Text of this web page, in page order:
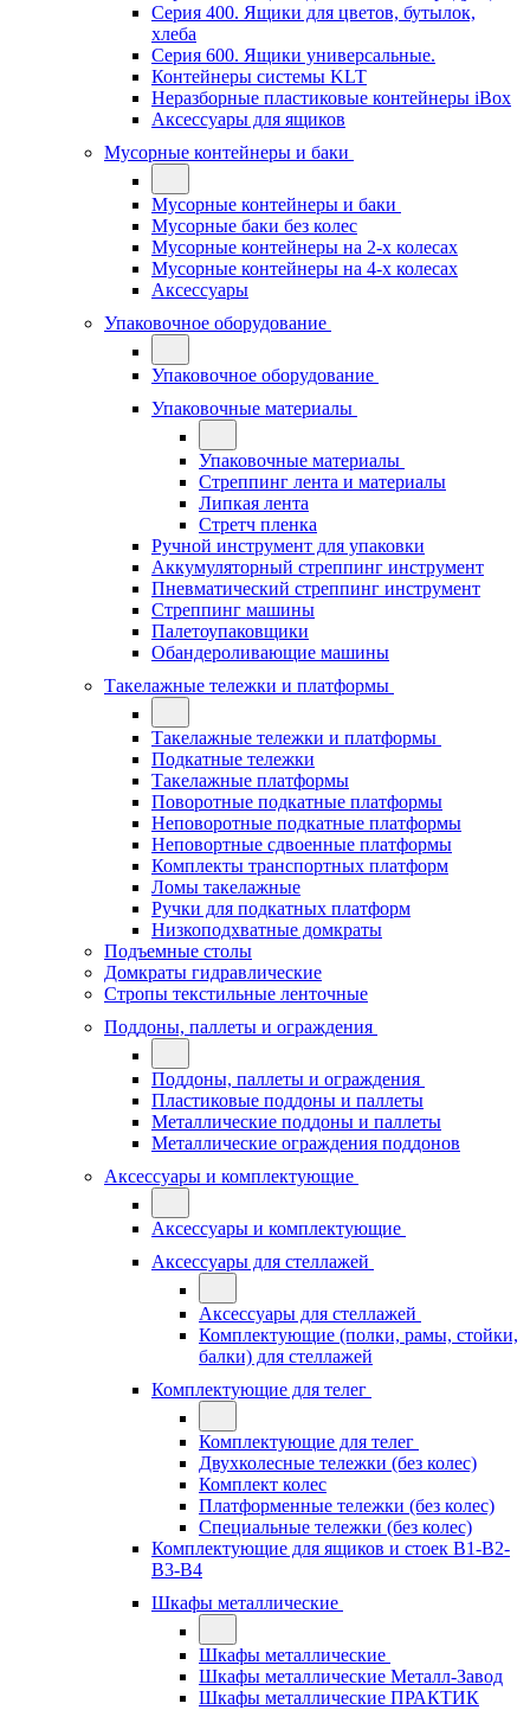
Серия 400. Ящики для цветов, бутылок,
хлеба
Серия 600. Ящики универсальные.
Контейнеры системы KLT
Неразборные пластиковые контейнеры iBox
Аксессуары для ящиков
Мусорные контейнеры и баки
Мусорные контейнеры и баки
Мусорные баки без колес
Мусорные контейнеры на 2-х колесах
Мусорные контейнеры на 4-х колесах
Аксессуары
Упаковочное оборудование
Упаковочное оборудование
Упаковочные материалы
Упаковочные материалы
Стреппинг лента и материалы
Липкая лента
Стретч пленка
Ручной инструмент для упаковки
Аккумуляторный стреппинг инструмент
Пневматический стреппинг инструмент
Стреппинг машины
Палетоупаковщики
Обандероливающие машины
Такелажные тележки и платформы
Такелажные тележки и платформы
Подкатные тележки
Такелажные платформы
Поворотные подкатные платформы
Неповоротные подкатные платформы
Неповортные сдвоенные платформы
Комплекты транспортных платформ
Ломы такелажные
Ручки для подкатных платформ
Низкоподхватные домкраты
Подъемные столы
Домкраты гидравлические
Стропы текстильные ленточные
Поддоны, паллеты и ограждения
Поддоны, паллеты и ограждения
Пластиковые поддоны и паллеты
Металлические поддоны и паллеты
Металлические ограждения поддонов
Аксессуары и комплектующие
Аксессуары и комплектующие
Аксессуары для стеллажей
Аксессуары для стеллажей
Комплектующие (полки, рамы, стойки,
балки) для стеллажей
Комплектующие для телег
Комплектующие для телег
Двухколесные тележки (без колес)
Комплект колес
Платформенные тележки (без колес)
Специальные тележки (без колес)
Комплектующие для ящиков и стоек В1-В2-
В3-В4
Шкафы металлические
Шкафы металлические
Шкафы металлические Металл-Завод
Шкафы металлические ПРАКТИК